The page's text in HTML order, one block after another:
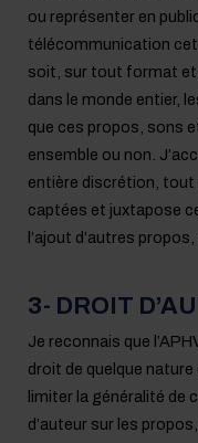
ou représenter en
télécommunication
soit, sur tout format et
dans le monde entier,
que ces propos, sons
ensemble ou non.
entière discrétion,
captées et juxtapose
l’ajout d’autres
3- DROIT
Je reconnais que
droit de quelque
limiter la généralité de
d’auteur sur les